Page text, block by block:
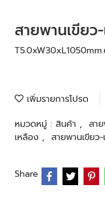
สายพานเขียว
เพิ่มรายการโปรด
หมวดหมู่ : สินค้า , สา
เหลือง , สายพานเขียว
Share